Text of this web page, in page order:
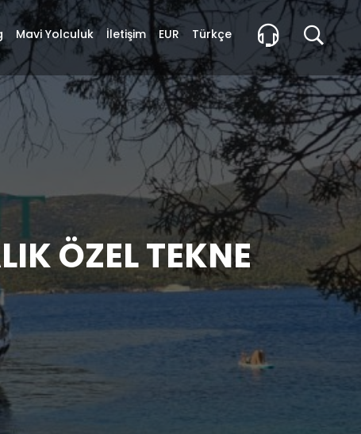
ÖZEL TEKNE
Mavi Yolculuk İletişim EUR Türkçe